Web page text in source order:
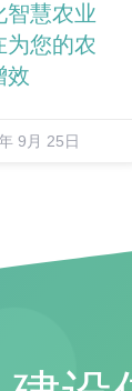
智慧农业
为您的农
效
9月 25日